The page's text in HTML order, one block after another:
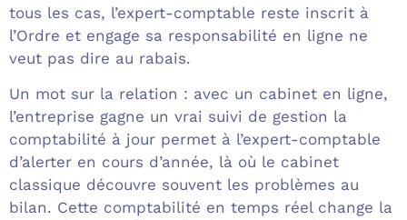
tous les cas, l’expert-comptable reste inscrit à
l’Ordre et engage sa responsabilité en ligne ne
veut pas dire au rabais.
Un mot sur la relation : avec un cabinet en ligne,
l’entreprise gagne un vrai suivi de gestion la
comptabilité à jour permet à l’expert-comptable
d’alerter en cours d’année, là où le cabinet
classique découvre souvent les problèmes au
bilan. Cette comptabilité en temps réel change la